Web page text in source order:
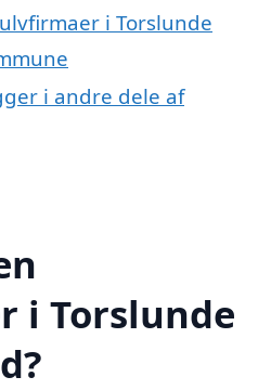
i Torslunde
i andre dele af
i Torslunde